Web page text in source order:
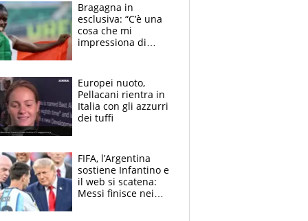
Bragagna in
esclusiva: “C’è una
cosa che mi
impressiona di
E svela la sorpresa
agli Europei
Europei nuoto,
Pellacani rientra in
Italia con gli azzurri
dei tuffi
FIFA, l’Argentina
sostiene Infantino e
il web si scatena:
Messi finisce nei